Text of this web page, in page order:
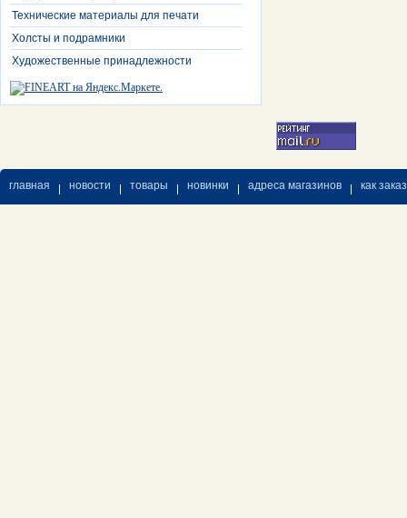
Технические материалы для печати
Холсты и подрамники
Художественные принадлежности
главная новости товары новинки адреса магазинов как